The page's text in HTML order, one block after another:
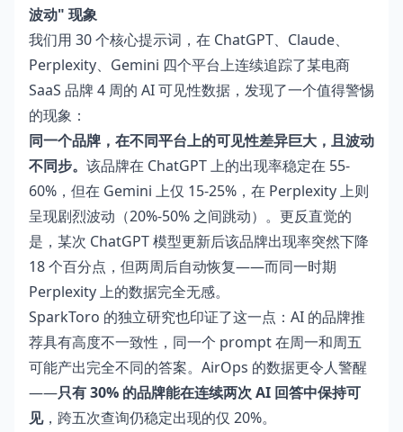
波动" 现象
我们用 30 个核心提示词，在 ChatGPT、Claude、
Perplexity、Gemini 四个平台上连续追踪了某电商
SaaS 品牌 4 周的 AI 可见性数据，发现了一个值得警惕
的现象：
同一个品牌，在不同平台上的可见性差异巨大，且波动
不同步。 该品牌在 ChatGPT 上的出现率稳定在 55-
60%，但在 Gemini 上仅 15-25%，在 Perplexity 上则
呈现剧烈波动（20%-50% 之间跳动）。更反直觉的
是，某次 ChatGPT 模型更新后该品牌出现率突然下降
18 个百分点，但两周后自动恢复——而同一时期
Perplexity 上的数据完全无感。
SparkToro 的独立研究也印证了这一点：AI 的品牌推
荐具有高度不一致性，同一个 prompt 在周一和周五
可能产出完全不同的答案。AirOps 的数据更令人警醒
——只有 30% 的品牌能在连续两次 AI 回答中保持可
见，跨五次查询仍稳定出现的仅 20%。